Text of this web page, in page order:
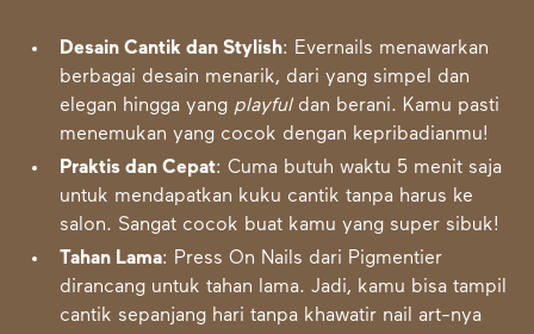
Desain Cantik dan Stylish: Evernails menawarkan
berbagai desain menarik, dari yang simpel dan
elegan hingga yang playfuldan berani. Kamu pasti
menemukan yang cocok dengan kepribadianmu!
Praktis dan Cepat: Cuma butuh waktu 5 menit saja
untuk mendapatkan kuku cantik tanpa harus ke
salon. Sangat cocok buat kamu yang super sibuk!
Tahan Lama: Press On Nails dari Pigmentier
dirancang untuk tahan lama. Jadi, kamu bisa tampil
cantik sepanjang hari tanpa khawatir nail art-nya